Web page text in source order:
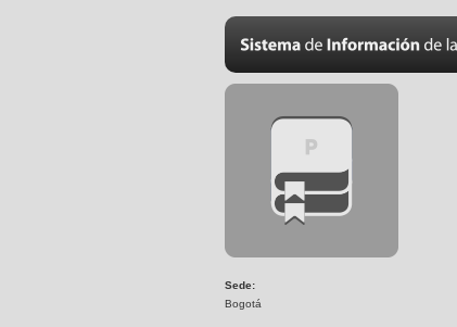
Sede:
Bogotá